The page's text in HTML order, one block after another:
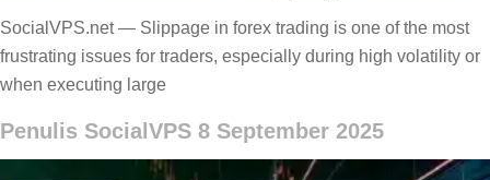
SocialVPS.net — Slippage in forex trading is one of the most
frustrating issues for traders, especially during high volatility or
when executing large
Penulis SocialVPS 8 September 2025